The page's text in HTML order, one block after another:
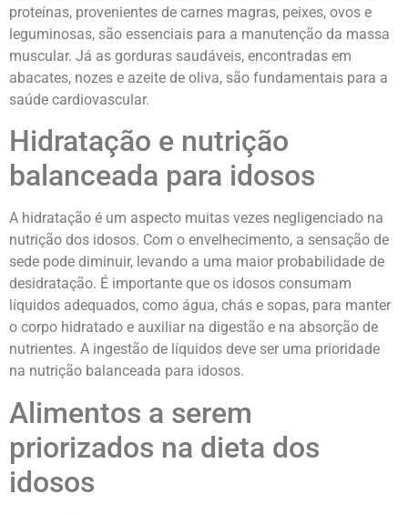
proteínas, provenientes de carnes magras, peixes, ovos e
leguminosas, são essenciais para a manutenção da massa
muscular. Já as gorduras saudáveis, encontradas em
abacates, nozes e azeite de oliva, são fundamentais para a
saúde cardiovascular.
Hidratação e nutrição
balanceada para idosos
A hidratação é um aspecto muitas vezes negligenciado na
nutrição dos idosos. Com o envelhecimento, a sensação de
sede pode diminuir, levando a uma maior probabilidade de
desidratação. É importante que os idosos consumam
líquidos adequados, como água, chás e sopas, para manter
o corpo hidratado e auxiliar na digestão e na absorção de
nutrientes. A ingestão de líquidos deve ser uma prioridade
na nutrição balanceada para idosos.
Alimentos a serem
priorizados na dieta dos
idosos